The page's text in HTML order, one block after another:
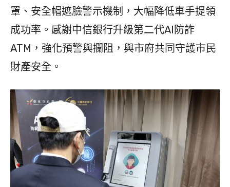
罩、安全帽遮臉警示機制，大幅降低車手提領
成功率。感謝中信銀行升級第二代AI防詐
ATM，強化預警與攔阻，與市府共同守護市民
財產安全。